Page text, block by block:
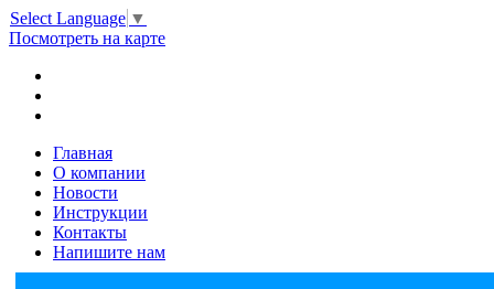
Select Language ▼
Посмотреть на карте
Главная
О компании
Новости
Инструкции
Контакты
Напишите нам